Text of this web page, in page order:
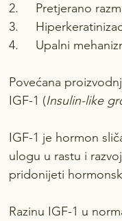
2.     Pretjerano
3.
4.     Upalni
Povećana
IGF-1 (Insulin-like
IGF-1 je hormon
ulogu u rastu i
pridonijeti
Razinu IGF-1 u